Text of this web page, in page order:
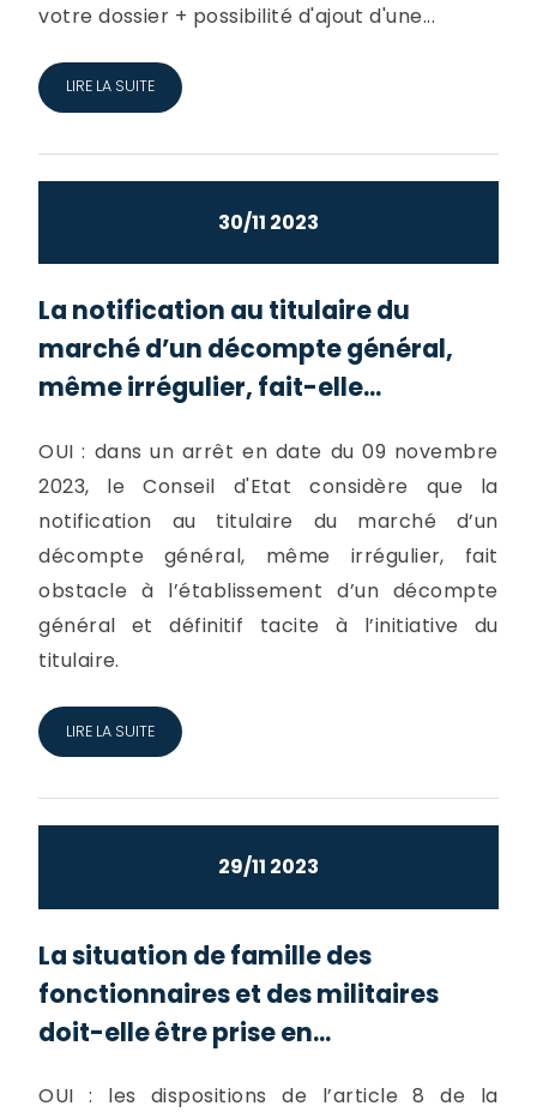
votre dossier + possibilité d'ajout d'une...
LIRE LA SUITE
30/11 2023
La notification au titulaire du
marché d’un décompte général,
même irrégulier, fait-elle...
OUI : dans un arrêt en date du 09 novembre
2023, le Conseil d'Etat considère que la
notification au titulaire du marché d’un
décompte général, même irrégulier, fait
obstacle à l’établissement d’un décompte
général et définitif tacite à l’initiative du
titulaire.
LIRE LA SUITE
29/11 2023
La situation de famille des
fonctionnaires et des militaires
doit-elle être prise en...
OUI : les dispositions de l’article 8 de la